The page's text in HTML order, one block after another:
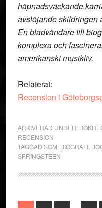
häpnadsväckande
avslöjande skildringen
En bladvändare till
komplexa och
amerikanskt musikliv.
Relaterat:
Recension i
ARKIVERAD UNDER:
RECENSION
TAGGAD SOM: BIOGRAFI,
SPRINGSTEEN